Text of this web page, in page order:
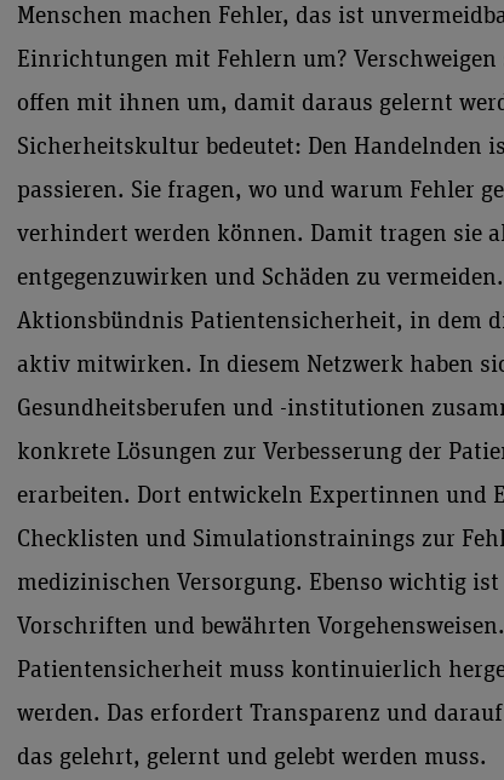
Menschen machen Fehler, das ist
Einrichtungen mit Fehlern um? Verschweigen
offen mit ihnen um, damit daraus gelernt
Sicherheitskultur bedeutet: Den Handelnden
passieren. Sie fragen, wo und warum Fehler
verhindert werden können. Damit tragen sie
entgegenzuwirken und Schäden zu
Aktionsbündnis Patientensicherheit, in dem
aktiv mitwirken. In diesem Netzwerk haben
Gesundheitsberufen und -institutionen
konkrete Lösungen zur Verbesserung der
erarbeiten. Dort entwickeln Expertinnen und
Checklisten und Simulationstrainings zur
medizinischen Versorgung. Ebenso wichtig ist
Vorschriften und bewährten
Patientensicherheit muss kontinuierlich
werden. Das erfordert Transparenz und
das gelehrt, gelernt und gelebt werden muss.